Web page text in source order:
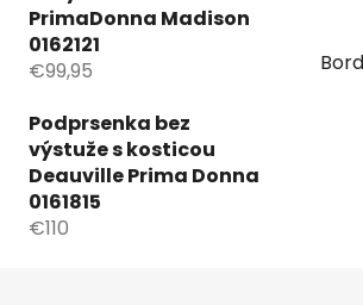
PrimaDonna Madison
0162121
€99,95
Podprsenka bez
výstuže s kosticou
Deauville Prima Donna
0161815
€110